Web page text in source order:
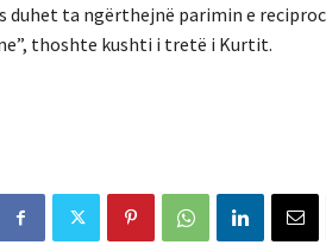
duhet ta ngërthejnë parimin e
thoshte kushti i tretë i Kurtit.